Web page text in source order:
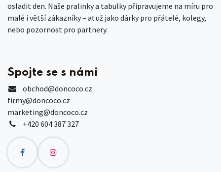
osladit den. Naše pralinky a tabulky připravujeme na míru pro
malé i větší zákazníky – ať už jako dárky pro přátelé, kolegy,
nebo pozornost pro partnery.
Spojte se s námi
obchod@doncoco.cz
firmy@doncoco.cz
marketing@doncoco.cz
+420 604 387 327